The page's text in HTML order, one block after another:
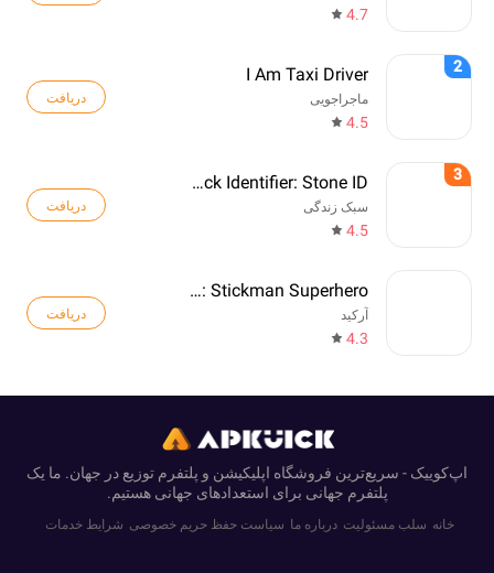
4.7
2
I Am Taxi Driver
ماجراجویی
4.5
دریافت
3
Rock Identifier: Stone ID
سبک زندگی
4.5
دریافت
Web Master: Stickman Superhero
آرکید
4.3
دریافت
اپ‌کوییک - سریع‌ترین فروشگاه اپلیکیشن و پلتفرم توزیع در جهان. ما یک
پلتفرم جهانی برای استعدادهای جهانی هستیم.
خانه سلب مسئولیت درباره ما سیاست حفظ حریم خصوصی شرایط خدمات